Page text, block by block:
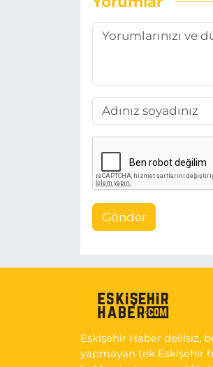
Gönder
Eskişehir Haber delilsiz,
yapmayan tek Eskişehir